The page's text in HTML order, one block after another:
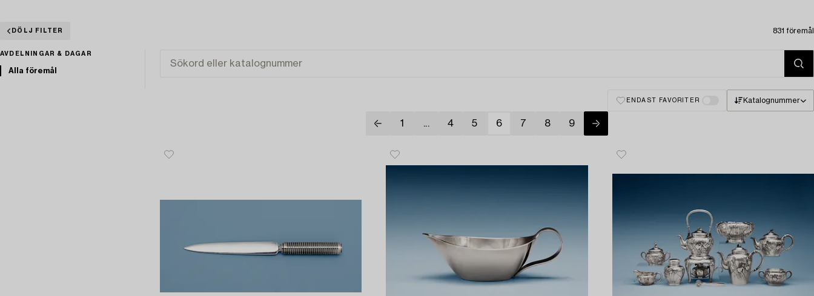
DÖLJ FILTER 831 föremål
AVDELNINGAR & DAGAR
Alla föremål
ENDAST FAVORITER Katalognummer
1 ... 4 5 6 7 8 9